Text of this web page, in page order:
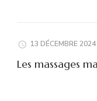
13 DÉCEMBRE 2024
Les massages